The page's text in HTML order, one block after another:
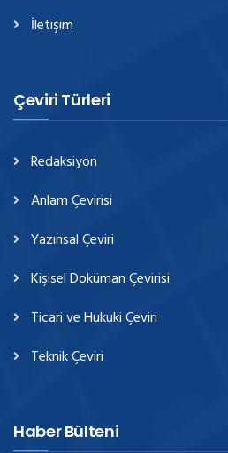
İletişim
Çeviri Türleri
Redaksiyon
Anlam Çevirisi
Yazınsal Çeviri
Kişisel Doküman Çevirisi
Ticari ve Hukuki Çeviri
Teknik Çeviri
Haber Bülteni